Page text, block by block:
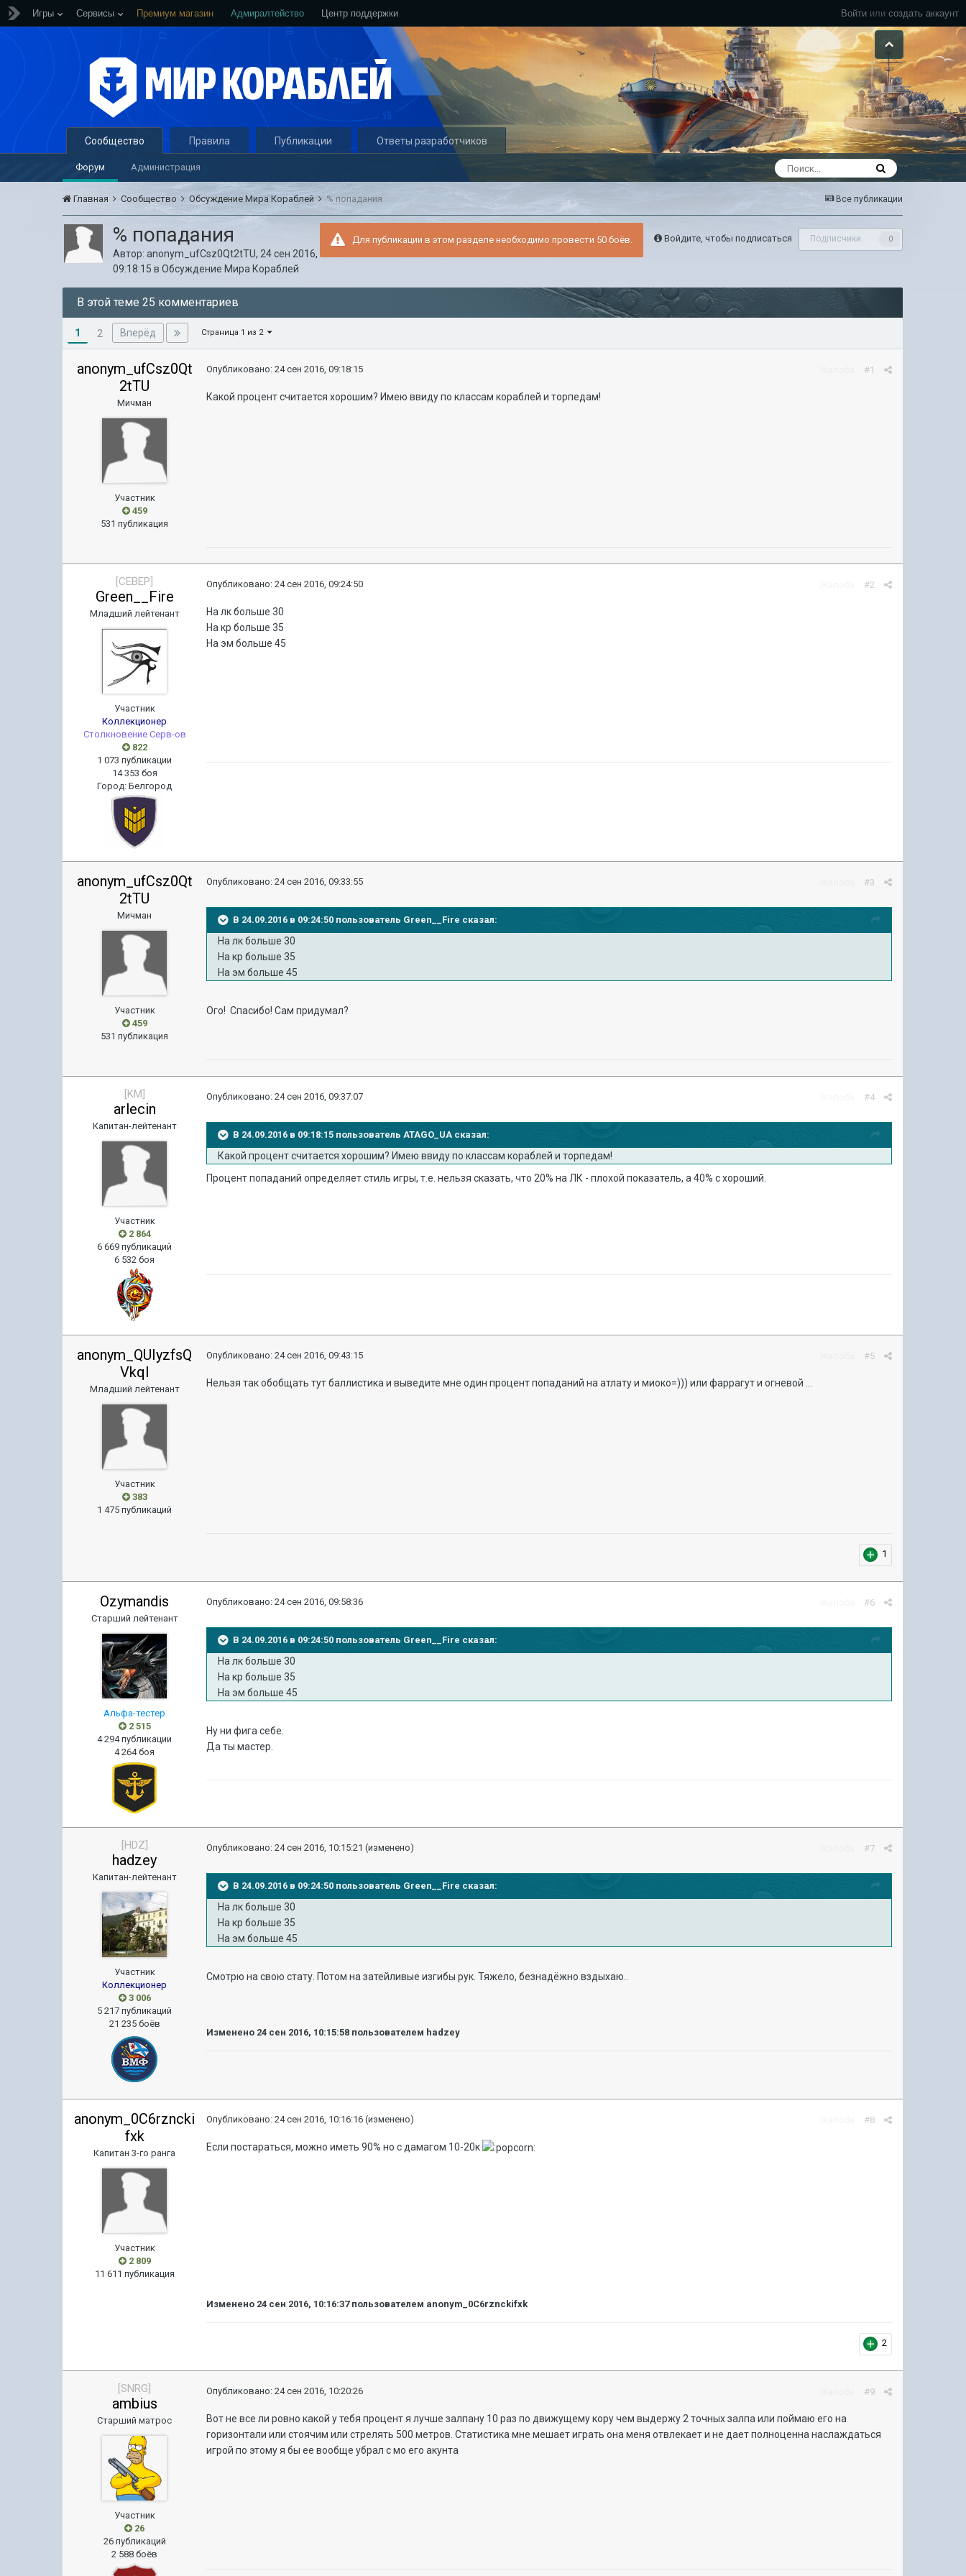
Войти или создать аккаунт
Игры Сервисы Премиум магазин Адмиралтейство Центр поддержки
Сообщество
Форум Администрация
Правила Публикации Ответы разработчиков
Все публикации
Главная Сообщество Обсуждение Мира Кораблей % попадания
Войдите, чтобы подписаться Подписчики 0
Для публикации в этом разделе необходимо провести 50 боёв.
% попадания
Автор:anonym_ufCsz0Qt2tTU, 24 сен 2016,
09:18:15 вОбсуждение Мира Кораблей
В этой теме 25 комментариев
1 2 Вперёд Страница 1 из 2
anonym_ufCsz0Qt
2tTU
Мичман
Участник
459
531 публикация
#1
Опубликовано:24 сен 2016, 09:18:15
Какой процент считается хорошим? Имею ввиду по классам кораблей и торпедам!
[CEBEP]
Green__Fire
Младший лейтенант
Участник
Коллекционер
Столкновение Серв-ов
822
1 073 публикации
14 353 боя
Город:Белгород
#2
Опубликовано:24 сен 2016, 09:24:50
На лк больше 30
На кр больше 35
На эм больше 45
anonym_ufCsz0Qt
2tTU
Мичман
Участник
459
531 публикация
#3
Опубликовано:24 сен 2016, 09:33:55
В 24.09.2016 в 09:24:50 пользователь Green__Fire сказал:
На лк больше 30
На кр больше 35
На эм больше 45
Ого! Спасибо! Сам придумал?
[KM]
arlecin
Капитан-лейтенант
Участник
2 864
6 669 публикаций
6 532 боя
#4
Опубликовано:24 сен 2016, 09:37:07
В 24.09.2016 в 09:18:15 пользователь ATAGO_UA сказал:
Какой процент считается хорошим? Имею ввиду по классам кораблей и торпедам!
Процент попаданий определяет стиль игры, т.е. нельзя сказать, что 20% на ЛК - плохой показатель, а 40% с хороший.
anonym_QUIyzfsQ
VkqI
Младший лейтенант
Участник
383
1 475 публикаций
#5
Опубликовано:24 сен 2016, 09:43:15
Нельзя так обобщать тут баллистика и выведите мне один процент попаданий на атлату и миоко=))) или фаррагут и огневой ...
1
Ozymandis
Старший лейтенант
Альфа-тестер
2 515
4 294 публикации
4 264 боя
#6
Опубликовано:24 сен 2016, 09:58:36
В 24.09.2016 в 09:24:50 пользователь Green__Fire сказал:
На лк больше 30
На кр больше 35
На эм больше 45
Ну ни фига себе.
Да ты мастер.
[HDZ]
hadzey
Капитан-лейтенант
Участник
Коллекционер
3 006
5 217 публикаций
21 235 боёв
#7
Опубликовано:24 сен 2016, 10:15:21 (изменено)
В 24.09.2016 в 09:24:50 пользователь Green__Fire сказал:
На лк больше 30
На кр больше 35
На эм больше 45
Смотрю на свою стату. Потом на затейливые изгибы рук. Тяжело, безнадёжно вздыхаю..
Изменено 24 сен 2016, 10:15:58 пользователем hadzey
anonym_0C6rzncki
fxk
Капитан 3-го ранга
Участник
2 809
11 611 публикация
#8
Опубликовано:24 сен 2016, 10:16:16 (изменено)
Если постараться, можно иметь 90% но с дамагом 10-20к
Изменено 24 сен 2016, 10:16:37пользователем anonym_0C6rznckifxk
2
[SNRG]
ambius
Старший матрос
Участник
26
26 публикаций
2 588 боёв
#9
Опубликовано:24 сен 2016, 10:20:26
Вот не все ли ровно какой у тебя процент я лучше залпану 10 раз по движущему кору чем выдержу 2 точных залпа или поймаю его на
горизонтали или стоячим или стрелять 500 метров. Статистика мне мешает играть она меня отвлекает и не дает полноценна наслаждаться
игрой по этому я бы ее вообще убрал с мо его акунта